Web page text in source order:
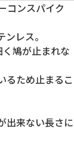
コンスパイク
レス。
鳩が止まれな
るため止まるこ
出来ない長さに